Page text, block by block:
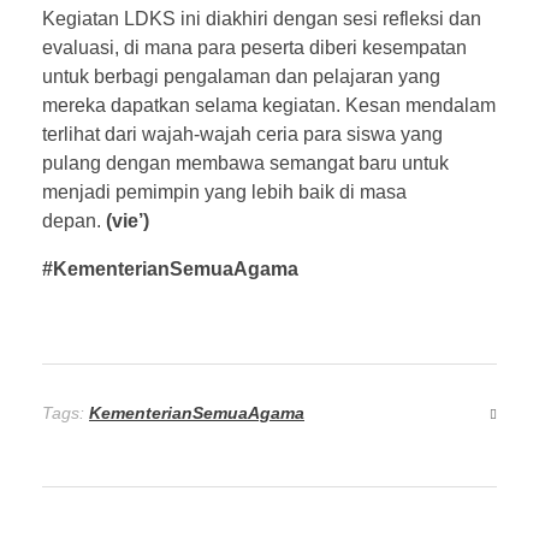
Kegiatan LDKS ini diakhiri dengan sesi refleksi dan
evaluasi, di mana para peserta diberi kesempatan
untuk berbagi pengalaman dan pelajaran yang
mereka dapatkan selama kegiatan. Kesan mendalam
terlihat dari wajah-wajah ceria para siswa yang
pulang dengan membawa semangat baru untuk
menjadi pemimpin yang lebih baik di masa
depan. (vie’)
#KementerianSemuaAgama
Tags: KementerianSemuaAgama